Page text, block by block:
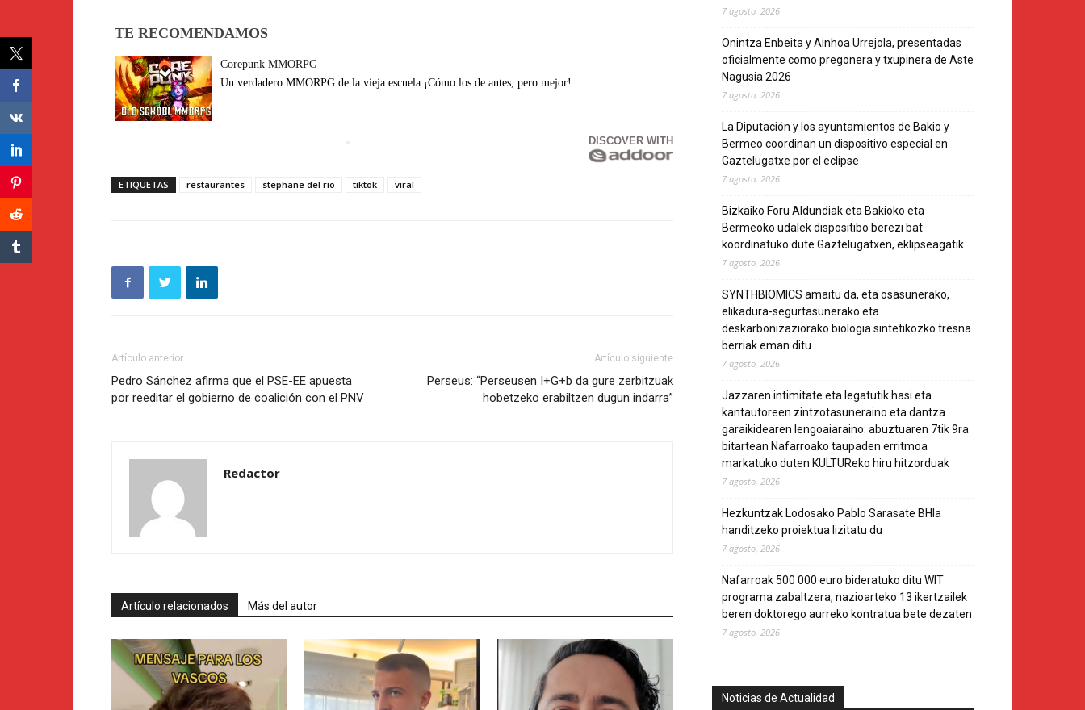
TE RECOMENDAMOS
Corepunk MMORPG
Un verdadero MMORPG de la vieja escuela ¡Cómo los de antes, pero mejor!
DISCOVER WITH
ETIQUETAS restaurantes stephane del rio tiktok viral
Artículo anterior
Pedro Sánchez afirma que el PSE-EE apuesta
por reeditar el gobierno de coalición con el PNV
Artículo siguiente
Perseus: “Perseusen I+G+b da gure zerbitzuak
hobetzeko erabiltzen dugun indarra”
Redactor
Artículo relacionados Más del autor
7 agosto, 2026
Onintza Enbeita y Ainhoa Urrejola, presentadas
oficialmente como pregonera y txupinera de Aste
Nagusia 2026
7 agosto, 2026
La Diputación y los ayuntamientos de Bakio y
Bermeo coordinan un dispositivo especial en
Gaztelugatxe por el eclipse
7 agosto, 2026
Bizkaiko Foru Aldundiak eta Bakioko eta
Bermeoko udalek dispositibo berezi bat
koordinatuko dute Gaztelugatxen, eklipseagatik
7 agosto, 2026
SYNTHBIOMICS amaitu da, eta osasunerako,
elikadura-segurtasunerako eta
deskarbonizaziorako biologia sintetikozko tresna
berriak eman ditu
7 agosto, 2026
Jazzaren intimitate eta legatutik hasi eta
kantautoreen zintzotasuneraino eta dantza
garaikidearen lengoaiaraino: abuztuaren 7tik 9ra
bitartean Nafarroako taupaden erritmoa
markatuko duten KULTUReko hiru hitzorduak
7 agosto, 2026
Hezkuntzak Lodosako Pablo Sarasate BHIa
handitzeko proiektua lizitatu du
7 agosto, 2026
Nafarroak 500 000 euro bideratuko ditu WIT
programa zabaltzera, nazioarteko 13 ikertzailek
beren doktorego aurreko kontratua bete dezaten
7 agosto, 2026
Noticias de Actualidad